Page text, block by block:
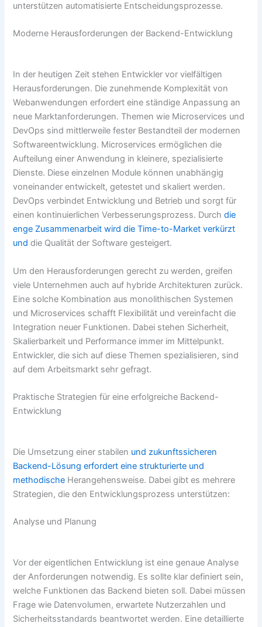
unterstützen automatisierte Entscheidungsprozesse.
Moderne Herausforderungen der Backend-Entwicklung
In der heutigen Zeit stehen Entwickler vor vielfältigen
Herausforderungen. Die zunehmende Komplexität von
Webanwendungen erfordert eine ständige Anpassung an
neue Marktanforderungen. Themen wie Microservices und
DevOps sind mittlerweile fester Bestandteil der modernen
Softwareentwicklung. Microservices ermöglichen die
Aufteilung einer Anwendung in kleinere, spezialisierte
Dienste. Diese einzelnen Module können unabhängig
voneinander entwickelt, getestet und skaliert werden.
DevOps verbindet Entwicklung und Betrieb und sorgt für
einen kontinuierlichen Verbesserungsprozess. Durchdie
enge Zusammenarbeit wird die Time-to-Market verkürzt
und die Qualität der Software gesteigert.
Um den Herausforderungen gerecht zu werden, greifen
viele Unternehmen auch auf hybride Architekturen zurück.
Eine solche Kombination aus monolithischen Systemen
und Microservices schafft Flexibilität und vereinfacht die
Integration neuer Funktionen. Dabei stehen Sicherheit,
Skalierbarkeit und Performance immer im Mittelpunkt.
Entwickler, die sich auf diese Themen spezialisieren, sind
auf dem Arbeitsmarkt sehr gefragt.
Praktische Strategien für eine erfolgreiche Backend-
Entwicklung
Die Umsetzung einer stabilen und zukunftssicheren
Backend-Lösung erfordert eine strukturierte und
methodische Herangehensweise. Dabei gibt es mehrere
Strategien, die den Entwicklungsprozess unterstützen:
Analyse und Planung
Vor der eigentlichen Entwicklung ist eine genaue Analyse
der Anforderungen notwendig. Es sollte klar definiert sein,
welche Funktionen das Backend bieten soll. Dabei müssen
Frage wie Datenvolumen, erwartete Nutzerzahlen und
Sicherheitsstandards beantwortet werden. Eine detaillierte